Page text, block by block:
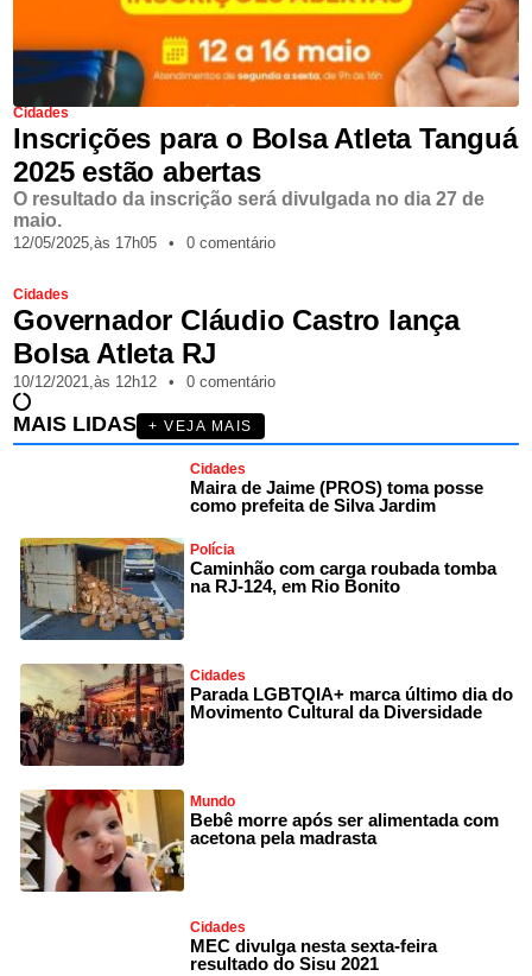
Cidades
Inscrições para o Bolsa Atleta Tanguá
2025 estão abertas
O resultado da inscrição será divulgada no dia 27 de
maio.
12/05/2025,às 17h05 • 0 comentário
Cidades
Governador Cláudio Castro lança
Bolsa Atleta RJ
10/12/2021,às 12h12 • 0 comentário
MAIS LIDAS + VEJA MAIS
Cidades
Maira de Jaime (PROS) toma posse
como prefeita de Silva Jardim
Polícia
Caminhão com carga roubada tomba
na RJ-124, em Rio Bonito
Cidades
Parada LGBTQIA+ marca último dia do
Movimento Cultural da Diversidade
Mundo
Bebê morre após ser alimentada com
acetona pela madrasta
Cidades
MEC divulga nesta sexta-feira
resultado do Sisu 2021